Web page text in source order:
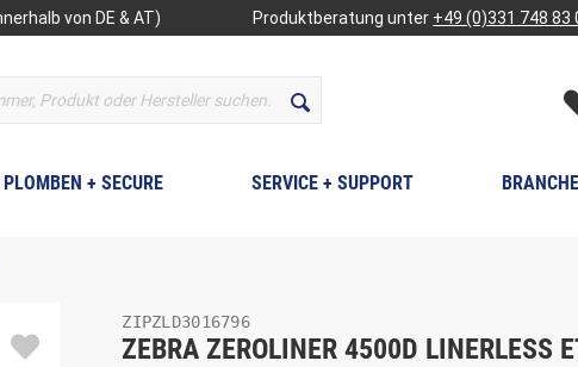
von DE & AT) Produktberatung unter +49 (0)331 748 83
PLOMBEN + SECURE SERVICE + SUPPORT
ZIPZLD3016796
ZEBRA ZEROLINER 4500D LINERLESS